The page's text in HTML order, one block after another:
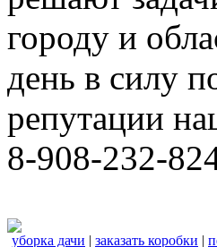
городу и
день в силу
репутации
8-908-232-
уборка дачи | заказать коробки |